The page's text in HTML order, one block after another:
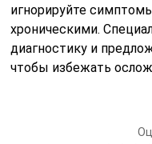
игнорируйте
хроническими.
диагностику и
чтобы избежать